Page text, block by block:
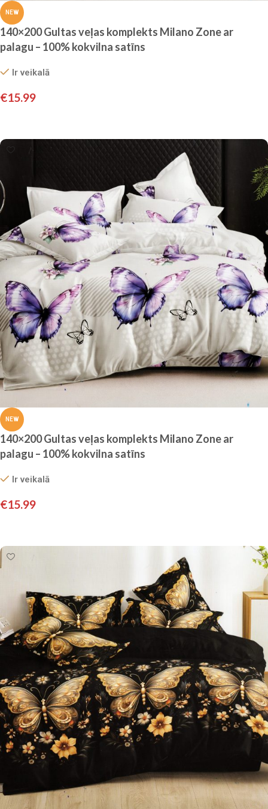
NEW
140×200 Gultas veļas komplekts Milano Zone ar
palagu – 100% kokvilna satīns
Ir veikalā
€15.99
NEW
140×200 Gultas veļas komplekts Milano Zone ar
palagu – 100% kokvilna satīns
Ir veikalā
€15.99